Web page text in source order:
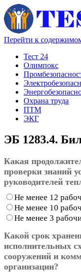
Перейти к
Тест 24
Олимпокс
Охрана труда
ПТМ
ЭКГ
ЭБ 1283.4.
Какая
проверки знаний
руководителей
Не менее 12
Не менее 10
Не менее 3
Какой срок
исполнительных
сооружений и
организации?